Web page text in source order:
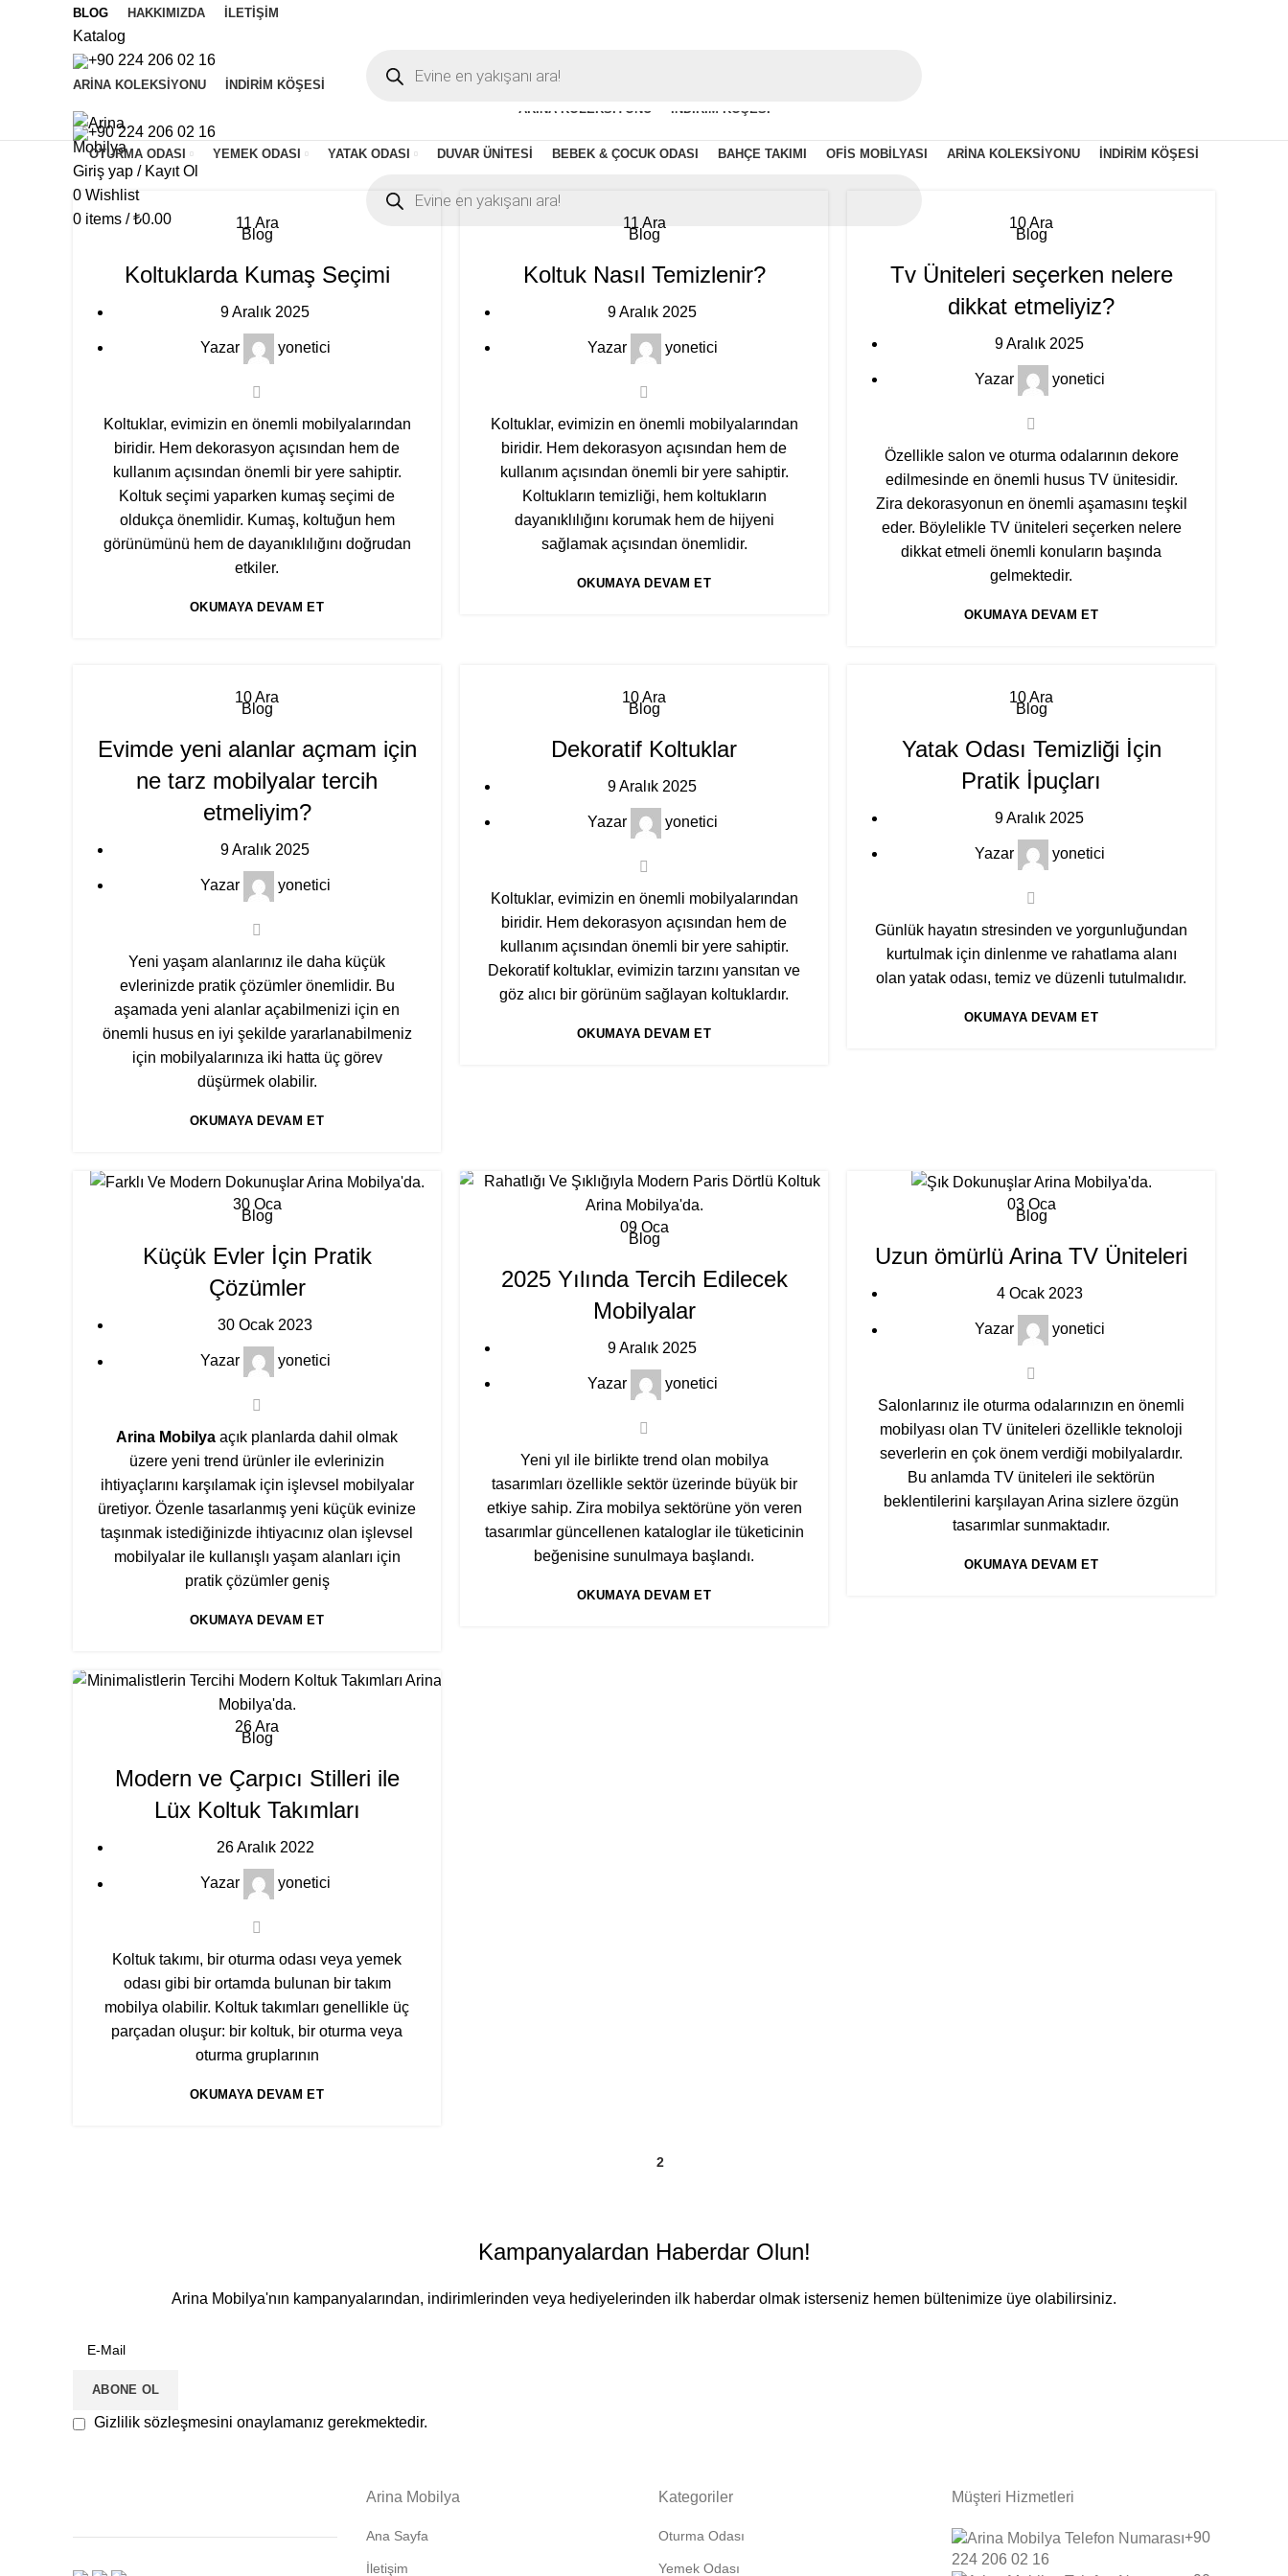
BLOG HAKKIMIZDA İLETIŞIM
Katalog
+90 224 206 02 16
ARINA KOLEKSIYONU
İNDIRIM KÖŞESI
ARINA KOLEKSIYONU
İNDIRIM KÖŞESI
+90 224 206 02 16
search
Giriş yap / Kayıt Ol
0 Wishlist
0 items / ₺0.00
Giriş yap / Kayıt Ol
OTURMA ODASI YEMEK ODASI YATAK ODASI DUVAR ÜNITESI BEBEK & ÇOCUK ODASI BAHÇE TAKIMI OFIS MOBILYASI ARINA KOLEKSIYONU İNDIRIM KÖŞESI
search
11 Ara
Blog
Koltuklarda Kumaş Seçimi
9 Aralık 2025
Yazar yonetici
Koltuklar, evimizin en önemli mobilyalarından
biridir. Hem dekorasyon açısından hem de
kullanım açısından önemli bir yere sahiptir.
Koltuk seçimi yaparken kumaş seçimi de
oldukça önemlidir. Kumaş, koltuğun hem
görünümünü hem de dayanıklılığını doğrudan
etkiler.
OKUMAYA DEVAM ET
11 Ara
Blog
Koltuk Nasıl Temizlenir?
9 Aralık 2025
Yazar yonetici
Koltuklar, evimizin en önemli mobilyalarından
biridir. Hem dekorasyon açısından hem de
kullanım açısından önemli bir yere sahiptir.
Koltukların temizliği, hem koltukların
dayanıklılığını korumak hem de hijyeni
sağlamak açısından önemlidir.
OKUMAYA DEVAM ET
10Ara
Blog
Tv Üniteleri seçerken nelere
dikkat etmeliyiz?
9 Aralık 2025
Yazar yonetici
Özellikle salon ve oturma odalarının dekore
edilmesinde en önemli hususTV ünitesidir.
Zira dekorasyonun en önemli aşamasını teşkil
eder. Böylelikle TV üniteleri seçerken nelere
dikkat etmeli önemli konuların başında
gelmektedir.
OKUMAYA DEVAM ET
10Ara
Blog
Evimde yeni alanlar açmam için
ne tarz mobilyalar tercih
etmeliyim?
9 Aralık 2025
Yazar yonetici
Yeni yaşam alanlarınız ile daha küçük
evlerinizde pratik çözümler önemlidir. Bu
aşamada yeni alanlar açabilmenizi için en
önemli husus en iyi şekilde yararlanabilmeniz
için mobilyalarınıza iki hatta üç görev
düşürmek olabilir.
OKUMAYA DEVAM ET
10Ara
Blog
Dekoratif Koltuklar
9 Aralık 2025
Yazar yonetici
Koltuklar, evimizin en önemli mobilyalarından
biridir. Hem dekorasyon açısından hem de
kullanım açısından önemli bir yere sahiptir.
Dekoratif koltuklar, evimizin tarzını yansıtan ve
göz alıcı bir görünüm sağlayan koltuklardır.
OKUMAYA DEVAM ET
10Ara
Blog
Yatak Odası Temizliği İçin
Pratik İpuçları
9 Aralık 2025
Yazar yonetici
Günlük hayatın stresinden ve yorgunluğundan
kurtulmak için dinlenme ve rahatlama alanı
olan yatak odası, temiz ve düzenli tutulmalıdır.
OKUMAYA DEVAM ET
30 Oca
Blog
Küçük Evler İçin Pratik
Çözümler
30 Ocak 2023
Yazar yonetici
Arina Mobilya açık planlarda dahil olmak
üzere yeni trend ürünler ile evlerinizin
ihtiyaçlarını karşılamak için işlevsel mobilyalar
üretiyor. Özenle tasarlanmış yeni küçük evinize
taşınmak istediğinizde ihtiyacınız olan işlevsel
mobilyalar ile kullanışlı yaşam alanları için
pratik çözümler geniş
OKUMAYA DEVAM ET
09 Oca
Blog
2025 Yılında Tercih Edilecek
Mobilyalar
9 Aralık 2025
Yazar yonetici
Yeni yıl ile birlikte trend olan mobilya
tasarımları özellikle sektör üzerinde büyük bir
etkiye sahip. Zira mobilya sektörüne yön veren
tasarımlar güncellenen kataloglar ile tüketicinin
beğenisine sunulmaya başlandı.
OKUMAYA DEVAM ET
03 Oca
Blog
Uzun ömürlü Arina TV Üniteleri
4 Ocak 2023
Yazar yonetici
Salonlarınız ile oturma odalarınızın en önemli
mobilyası olan TV üniteleri özellikle teknoloji
severlerin en çok önem verdiği mobilyalardır.
Bu anlamda TV üniteleri ile sektörün
beklentilerini karşılayan Arina sizlere özgün
tasarımlar sunmaktadır.
OKUMAYA DEVAM ET
26Ara
Blog
Modern ve Çarpıcı Stilleri ile
Lüx Koltuk Takımları
26 Aralık 2022
Yazar yonetici
Koltuk takımı, bir oturma odası veya yemek
odası gibi bir ortamda bulunan bir takım
mobilya olabilir. Koltuk takımları genellikle üç
parçadan oluşur: bir koltuk, bir oturma veya
oturma gruplarının
OKUMAYA DEVAM ET
2
Kampanyalardan Haberdar Olun!
Arina Mobilya'nın kampanyalarından, indirimlerinden veya hediyelerinden ilk haberdar olmak isterseniz hemen bültenimize üye olabilirsiniz.
Gizlilik sözleşmesini onaylamanız gerekmektedir.
Arina Mobilya
Ana Sayfa
İletişim
Kategoriler
Oturma Odası
Yemek Odası
Müşteri Hizmetleri
+90
224 206 02 16